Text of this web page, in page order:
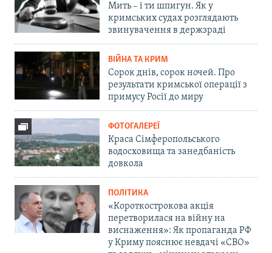
Мить – і ти шпигун. Як у
кримських судах розглядають
звинувачення в держзраді
ВІЙНА ТА КРИМ
Сорок днів, сорок ночей. Про
результати кримської операції з
примусу Росії до миру
ФОТОГАЛЕРЕЇ
Краса Сімферопольського
водосховища та занедбаність
довкола
ПОЛІТИКА
«Короткострокова акція
перетворилася на війну на
виснаження»: Як пропаганда РФ
у Криму пояснює невдачі «СВО»